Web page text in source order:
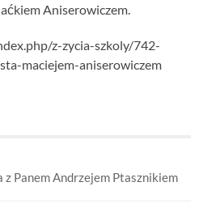
Aniserowiczem.
z-zycia-szkoly/742-
maciejem-aniserowiczem
z Panem Andrzejem Ptasznikiem